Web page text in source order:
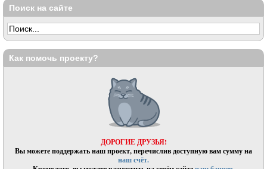
Поиск на сайте
Как помочь проекту?
ДОРОГИЕ ДРУЗЬЯ!
Вы можете поддержать наш проект, перечислив доступную вам сумму на
наш счёт.